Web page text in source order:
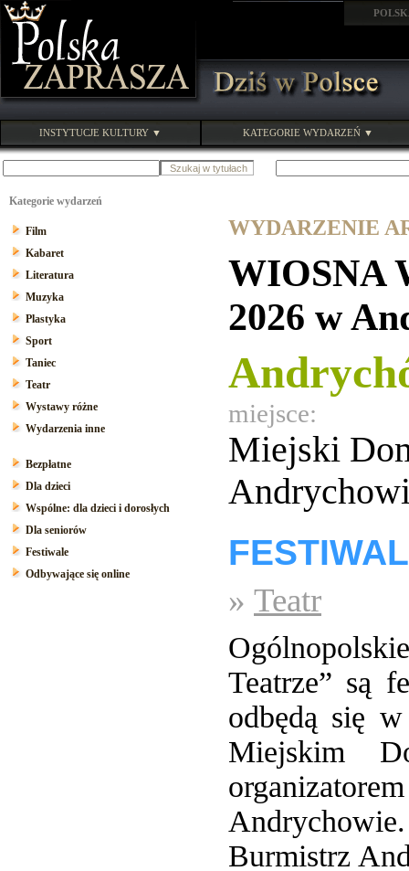
INSTYTUCJE KULTURY ▼ KATEGORIE WYDARZEŃ ▼
Kategorie wydarzeń
Film
Kabaret
Literatura
Muzyka
Plastyka
Sport
Taniec
Teatr
Wystawy różne
Wydarzenia inne
Bezpłatne
Dla dzieci
Wspólne: dla dzieci i dorosłych
Dla seniorów
Festiwale
Odbywające się online
WYDARZENIE
WIOSNA
2026 w
miejsce:
Miejski
FESTIWAL
» Teatr
Teatrze” są
odbędą się
Miejskim
Burmistrz